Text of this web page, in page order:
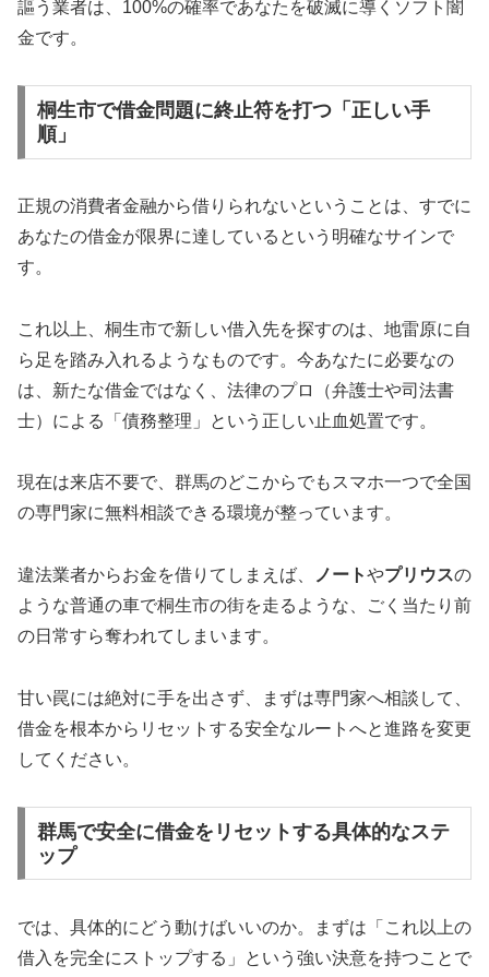
謳う業者は、100%の確率であなたを破滅に導くソフト闇
金です。
桐生市で借金問題に終止符を打つ「正しい手
順」
正規の消費者金融から借りられないということは、すでに
あなたの借金が限界に達しているという明確なサインで
す。
これ以上、桐生市で新しい借入先を探すのは、地雷原に自
ら足を踏み入れるようなものです。今あなたに必要なの
は、新たな借金ではなく、法律のプロ（弁護士や司法書
士）による「債務整理」という正しい止血処置です。
現在は来店不要で、群馬のどこからでもスマホ一つで全国
の専門家に無料相談できる環境が整っています。
違法業者からお金を借りてしまえば、 ノートやプリウスの
ような普通の車で桐生市の街を走るような、ごく当たり前
の日常すら奪われてしまいます。
甘い罠には絶対に手を出さず、まずは専門家へ相談して、
借金を根本からリセットする安全なルートへと進路を変更
してください。
群馬で安全に借金をリセットする具体的なステ
ップ
では、具体的にどう動けばいいのか。まずは「これ以上の
借入を完全にストップする」という強い決意を持つことで